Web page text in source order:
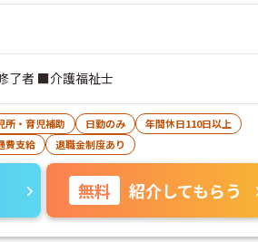
了者 ■介護福祉士
所・育児補助 日勤のみ
年間休日110日以上
費支給 退職金制度あり
無料 紹介してもらう